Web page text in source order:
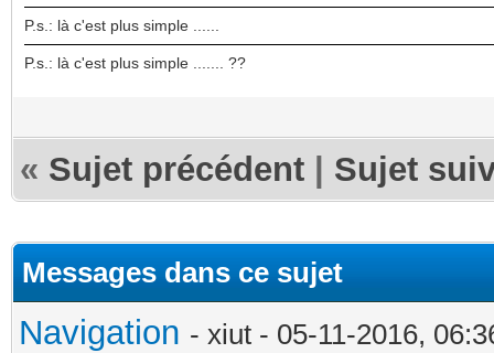
P.s.: là c'est plus simple ......
P.s.: là c'est plus simple ....... ??
« Sujet précédent Sujet
Messages dans ce sujet
Navigation - xiut - 05-11-2016,